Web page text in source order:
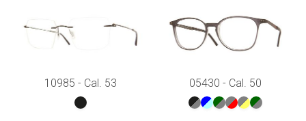
10985 - Cal. 53 05430 - Cal. 50